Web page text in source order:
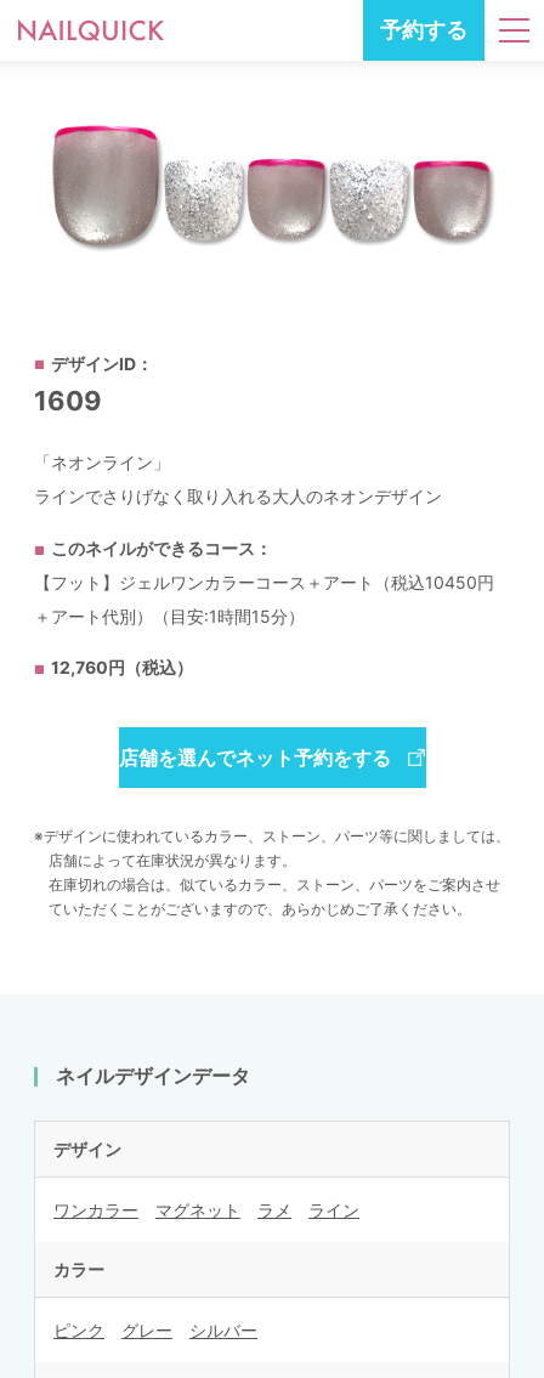
予約する
デザインID：
1609
「ネオンライン」
ラインでさりげなく取り入れる大人のネオンデザイン
このネイルができるコース：
【フット】ジェルワンカラーコース＋アート（税込10450円
＋アート代別）（目安:1時間15分）
12,760円（税込）
店舗を選んでネット予約をする
デザインに使われているカラー、ストーン、パーツ等に関しましては、
店舗によって在庫状況が異なります。
在庫切れの場合は、似ているカラー、ストーン、パーツをご案内させ
ていただくことがございますので、あらかじめご了承ください。
ネイルデザインデータ
デザイン
ワンカラー マグネット ラメ ライン
カラー
ピンク グレー シルバー